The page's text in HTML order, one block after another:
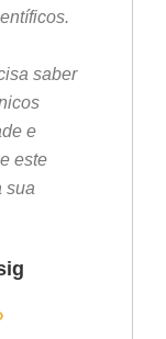
saber
e
este
sua